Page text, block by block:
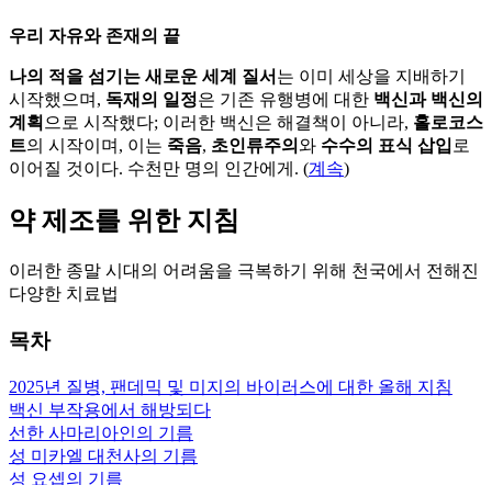
우리 자유와 존재의 끝
나의 적을 섬기는 새로운 세계 질서 는 이미 세상을 지배하기
시작했으며, 독재의 일정은 기존 유행병에 대한 백신과 백신의
계획 으로 시작했다; 이러한 백신은 해결책이 아니라, 홀로코스
트의 시작이며, 이는 죽음, 초인류주의 와 수수의 표식 삽입 로
이어질 것이다. 수천만 명의 인간에게. (계속)
약 제조를 위한 지침
이러한 종말 시대의 어려움을 극복하기 위해 천국에서 전해진
다양한 치료법
목차
2025년 질병, 팬데믹 및 미지의 바이러스에 대한 올해 지침
백신 부작용에서 해방되다
선한 사마리아인의 기름
성 미카엘 대천사의 기름
성 요셉의 기름